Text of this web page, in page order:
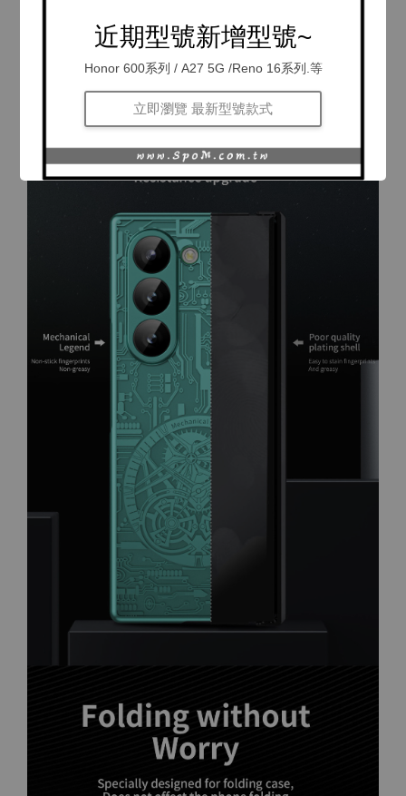
近期型號新增型號~
Honor 600系列 / A27 5G /Reno 16系列.等
立即瀏覽 最新型號款式